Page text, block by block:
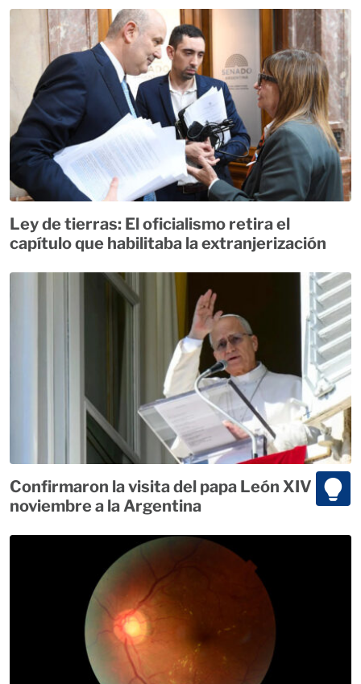
Ley de tierras: El oficialismo retira el
capítulo que habilitaba la extranjerización
Confirmaron la visita del papa León XIV para
noviembre a la Argentina